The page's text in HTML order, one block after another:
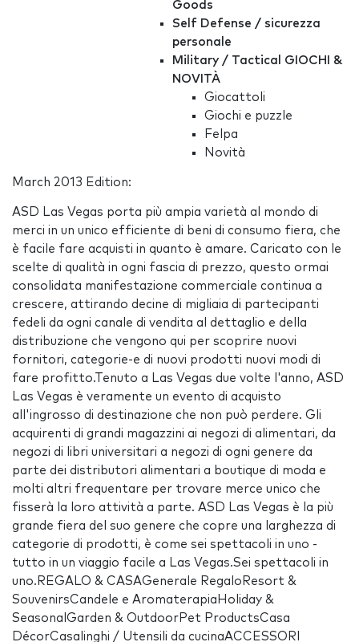
Goods
Self Defense / sicurezza
personale
Military / Tactical
GIOCHI &
NOVITÀ
Giocattoli
Giochi e puzzle
Felpa
Novità
March 2013 Edition:
ASD Las Vegas porta più ampia varietà al mondo di
merci in un unico efficiente di beni di consumo fiera, che
è facile fare acquisti in quanto è amare. Caricato con le
scelte di qualità in ogni fascia di prezzo, questo ormai
consolidata manifestazione commerciale continua a
crescere, attirando decine di migliaia di partecipanti
fedeli da ogni canale di vendita al dettaglio e della
distribuzione che vengono qui per scoprire nuovi
fornitori, categorie-e di nuovi prodotti nuovi modi di
fare profitto.Tenuto a Las Vegas due volte l'anno, ASD
Las Vegas è veramente un evento di acquisto
all'ingrosso di destinazione che non può perdere. Gli
acquirenti di grandi magazzini ai negozi di alimentari, da
negozi di libri universitari a negozi di ogni genere da
parte dei distributori alimentari a boutique di moda e
molti altri frequentare per trovare merce unico che
fisserà la loro attività a parte. ASD Las Vegas è la più
grande fiera del suo genere che copre una larghezza di
categorie di prodotti, è come sei spettacoli in uno -
tutto in un viaggio facile a Las Vegas.Sei spettacoli in
uno.REGALO & CASAGenerale RegaloResort &
SouvenirsCandele e AromaterapiaHoliday &
SeasonalGarden & OutdoorPet ProductsCasa
DécorCasalinghi / Utensili da cucinaACCESSORI